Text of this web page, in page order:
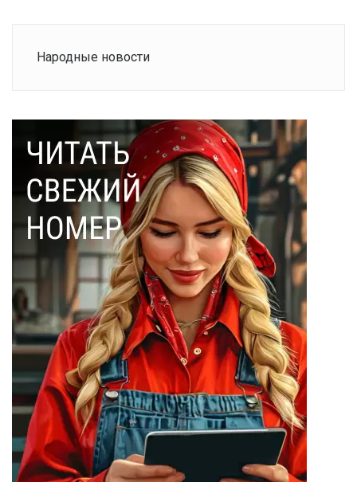
Народные новости